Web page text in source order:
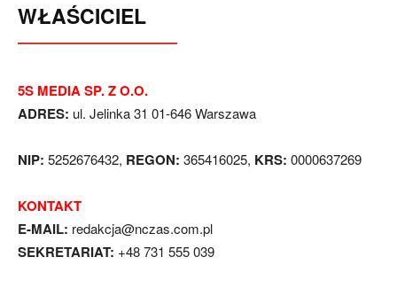
WŁAŚCICIEL
5S MEDIA SP. Z O.O.
ADRES: ul. Jelinka 31 01-646 Warszawa
NIP: 5252676432, REGON: 365416025, KRS: 0000637269
KONTAKT
E-MAIL: redakcja@nczas.com.pl
SEKRETARIAT: +48 731 555 039